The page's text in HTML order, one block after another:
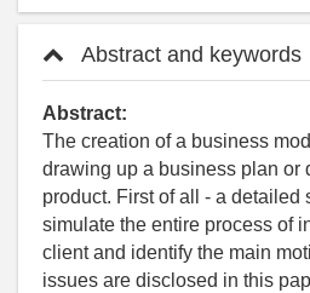
Abstract and keywords
Abstract:
The creation of a business
drawing up a business plan or
product. First of all - a detailed
simulate the entire process of
client and identify the main
issues are disclosed in this